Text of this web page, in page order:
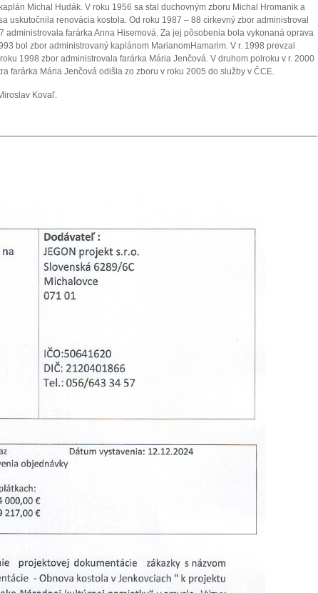
Michal Hudák. V roku 1956 sa stal duchovným zboru Michal Hromanik a
uskutočnila renovácia kostola. Od roku 1987 – 88 cirkevný zbor administroval
administrovala farárka Anna Hisemová. Za jej pôsobenia bola vykonaná oprava
bol zbor administrovaný kaplánom MarianomHamarim. V r. 1998 prevzal
1998 zbor administrovala farárka Mária Jenčová. V druhom polroku v r. 2000
farárka Mária Jenčová odišla zo zboru v roku 2005 do služby v ČCE.
Kovaľ.